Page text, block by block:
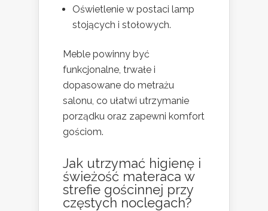
Oświetlenie w postaci lamp
stojących i stołowych.
Meble powinny być
funkcjonalne, trwałe i
dopasowane do metrażu
salonu, co ułatwi utrzymanie
porządku oraz zapewni komfort
gościom.
Jak utrzymać higienę i
świeżość materaca w
strefie gościnnej przy
częstych noclegach?